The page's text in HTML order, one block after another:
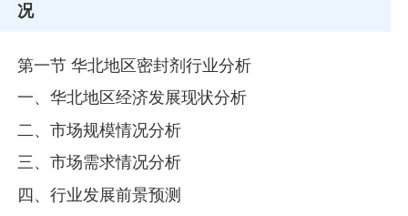
况
第一节 华北地区密封剂行业分析
一、华北地区经济发展现状分析
二、市场规模情况分析
三、市场需求情况分析
四、行业发展前景预测